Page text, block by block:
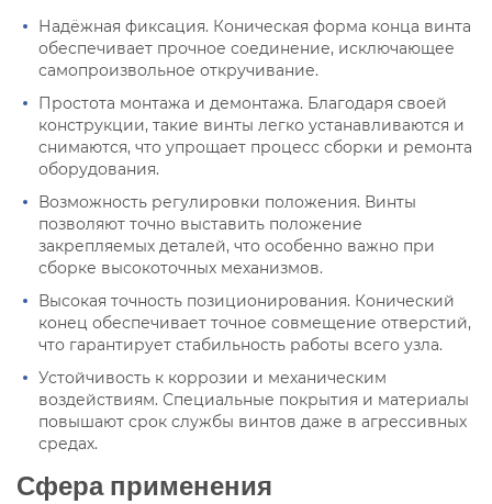
Надёжная фиксация. Коническая форма конца винта
обеспечивает прочное соединение, исключающее
самопроизвольное откручивание.
Простота монтажа и демонтажа. Благодаря своей
конструкции, такие винты легко устанавливаются и
снимаются, что упрощает процесс сборки и ремонта
оборудования.
Возможность регулировки положения. Винты
позволяют точно выставить положение
закрепляемых деталей, что особенно важно при
сборке высокоточных механизмов.
Высокая точность позиционирования. Конический
конец обеспечивает точное совмещение отверстий,
что гарантирует стабильность работы всего узла.
Устойчивость к коррозии и механическим
воздействиям. Специальные покрытия и материалы
повышают срок службы винтов даже в агрессивных
средах.
Сфера применения